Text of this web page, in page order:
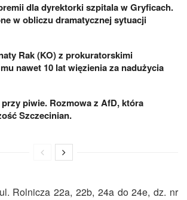
dla dyrektorki szpitala w Gryficach.
w obliczu dramatycznej sytuacji
Rak (KO) z prokuratorskimi
nawet 10 lat więzienia za nadużycia
piwie. Rozmowa z AfD, która
Szczecinian.
Rolnicza 22a, 22b, 24a do 24e, dz. nr